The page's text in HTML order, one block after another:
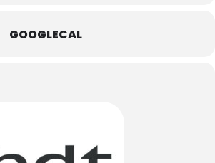
GOOGLECAL